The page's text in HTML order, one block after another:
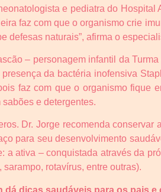
e pediatra do
faz com que o organismo crie
defesas naturais”, afirma o
– personagem infantil da
da bactéria inofensiva
faz com que o organismo fique
e detergentes.
Dr. Jorge recomenda
para seu desenvolvimento
a ativa – conquistada através da
rotavírus, entre outras).
dá dicas saudáveis para os pais e